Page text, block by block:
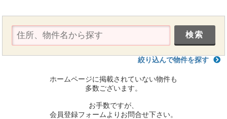
絞り込んで物件を探す
ホームページに掲載されていない物件も
多数ございます。
お手数ですが、
会員登録フォームよりお問合せ下さい。